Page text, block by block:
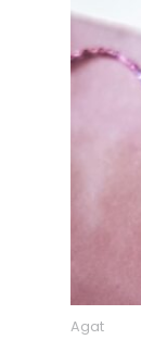
Agat